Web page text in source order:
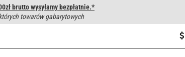
brutto wysyłamy bezpłatnie.*
towarów gabarytowych
Hurtownia Napisz do nas